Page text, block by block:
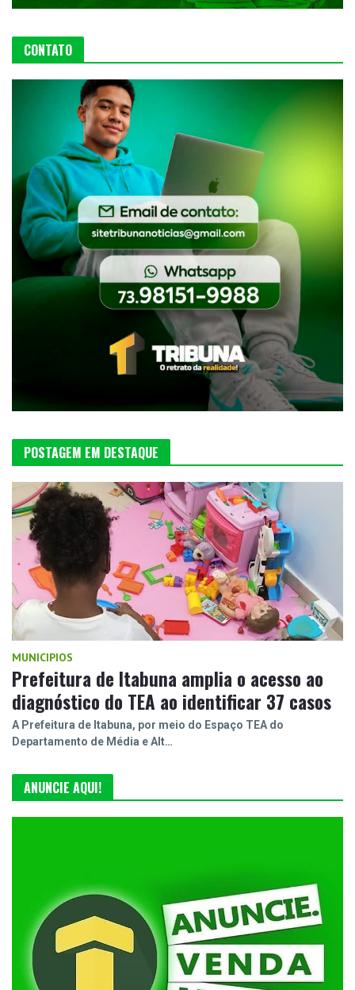
CONTATO
POSTAGEM EM DESTAQUE
MUNICIPIOS
Prefeitura de Itabuna amplia o acesso ao
diagnóstico do TEA ao identificar 37 casos
A Prefeitura de Itabuna, por meio do Espaço TEA do
Departamento de Média e Alt…
ANUNCIE AQUI!